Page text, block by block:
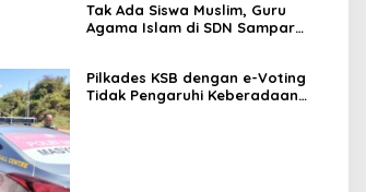
Tak Ada Siswa Muslim, Guru
Agama Islam di SDN Sampar
Pilkades KSB dengan e-Voting
Tidak Pengaruhi Keberadaan